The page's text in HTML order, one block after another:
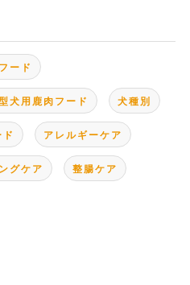
ード
犬用鹿肉フード 犬種別
アレルギーケア
グケア 整腸ケア